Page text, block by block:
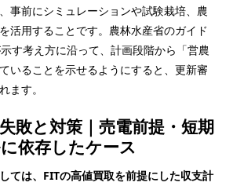
事前にシミュレーションや試験栽培、農
活用することです。農林水産省のガイド
す考え方に沿って、計画段階から「営農
いることを示せるようにすると、更新審
ます。
敗と対策｜売電前提・短期
依存したケース
ては、FITの高値買取を前提にした収支計